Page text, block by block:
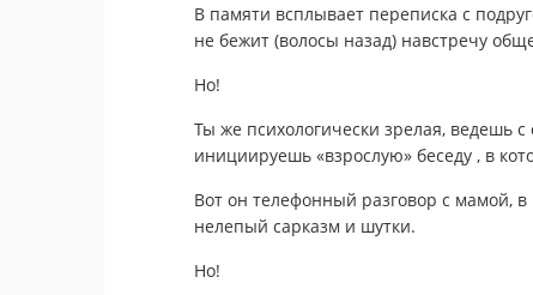
В памяти всплывает переписка с
не бежит (волосы назад) навстречу
Но!
Ты же психологически зрелая, ведешь
инициируешь «взрослую» беседу , в
Вот он телефонный разговор с мамой,
нелепый сарказм и шутки.
Но!